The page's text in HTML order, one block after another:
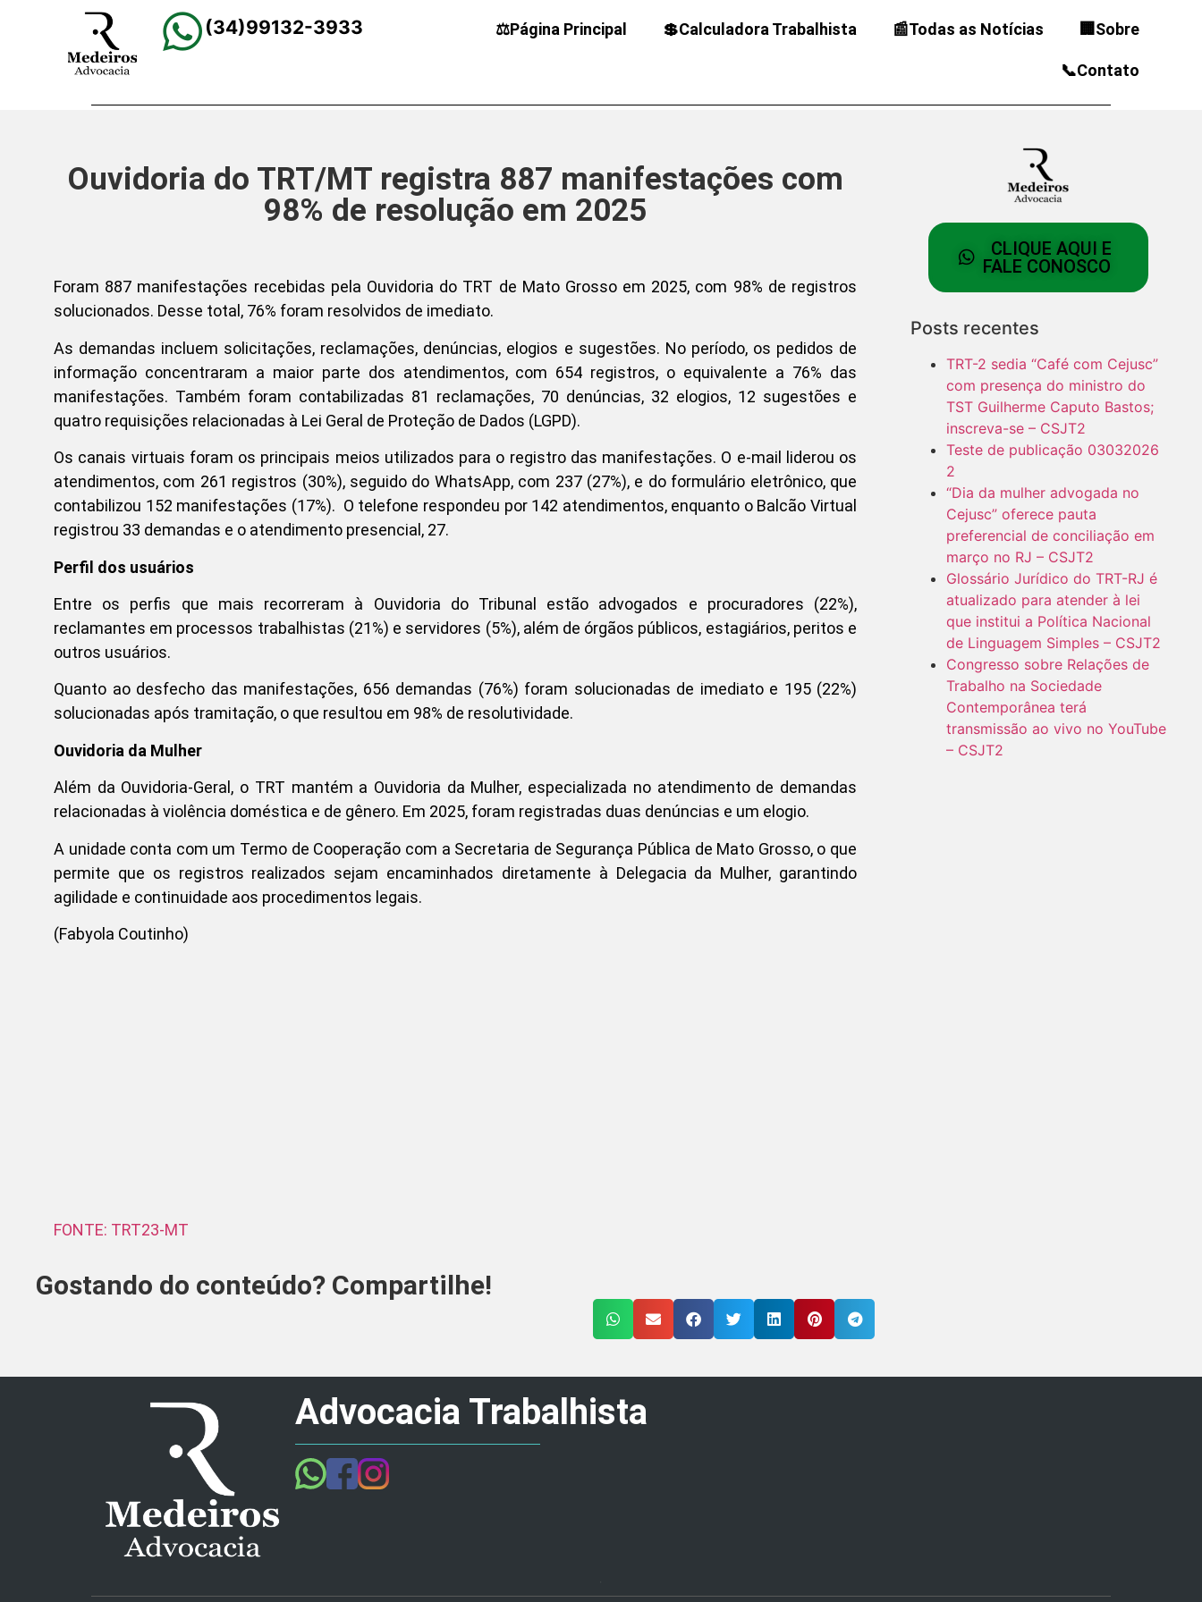
(34)99132-3933 ⚖️Página Principal 💲Calculadora Trabalhista 📰Todas as Notícias 🏢Sobre
📞Contato
Ouvidoria do TRT/MT registra 887 manifestações com
98% de resolução em 2025
Foram 887 manifestações recebidas pela Ouvidoria do TRT de Mato Grosso em 2025, com 98% de registros
solucionados. Desse total, 76% foram resolvidos de imediato.
As demandas incluem solicitações, reclamações, denúncias, elogios e sugestões. No período, os pedidos de
informação concentraram a maior parte dos atendimentos, com 654 registros, o equivalente a 76% das
manifestações. Também foram contabilizadas 81 reclamações, 70 denúncias, 32 elogios, 12 sugestões e
quatro requisições relacionadas à Lei Geral de Proteção de Dados (LGPD).
Os canais virtuais foram os principais meios utilizados para o registro das manifestações. O e-mail liderou os
atendimentos, com 261 registros (30%), seguido do WhatsApp, com 237 (27%), e do formulário eletrônico, que
contabilizou 152 manifestações (17%). O telefone respondeu por 142 atendimentos, enquanto o Balcão Virtual
registrou 33 demandas e o atendimento presencial, 27.
Perfil dos usuários
Entre os perfis que mais recorreram à Ouvidoria do Tribunal estão advogados e procuradores (22%),
reclamantes em processos trabalhistas (21%) e servidores (5%), além de órgãos públicos, estagiários, peritos e
outros usuários.
Quanto ao desfecho das manifestações, 656 demandas (76%) foram solucionadas de imediato e 195 (22%)
solucionadas após tramitação, o que resultou em 98% de resolutividade.
Ouvidoria da Mulher
Além da Ouvidoria-Geral, o TRT mantém a Ouvidoria da Mulher, especializada no atendimento de demandas
relacionadas à violência doméstica e de gênero. Em 2025, foram registradas duas denúncias e um elogio.
A unidade conta com um Termo de Cooperação com a Secretaria de Segurança Pública de Mato Grosso, o que
permite que os registros realizados sejam encaminhados diretamente à Delegacia da Mulher, garantindo
agilidade e continuidade aos procedimentos legais.
(Fabyola Coutinho)
FONTE: TRT23-MT
Gostando do conteúdo? Compartilhe!
CLIQUE AQUI E
FALE CONOSCO
Posts recentes
TRT-2 sedia “Café com Cejusc”
com presença do ministro do
TST Guilherme Caputo Bastos;
inscreva-se – CSJT2
Teste de publicação 03032026
2
“Dia da mulher advogada no
Cejusc” oferece pauta
preferencial de conciliação em
março no RJ – CSJT2
Glossário Jurídico do TRT-RJ é
atualizado para atender à lei
que institui a Política Nacional
de Linguagem Simples – CSJT2
Congresso sobre Relações de
Trabalho na Sociedade
Contemporânea terá
transmissão ao vivo no YouTube
– CSJT2
Advocacia Trabalhista